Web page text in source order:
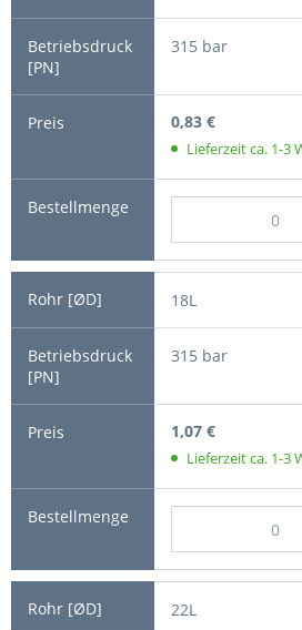
315 bar
0,83 €
Lieferzeit ca. 1-3
18L
315 bar
1,07 €
Lieferzeit ca. 1-3
22L